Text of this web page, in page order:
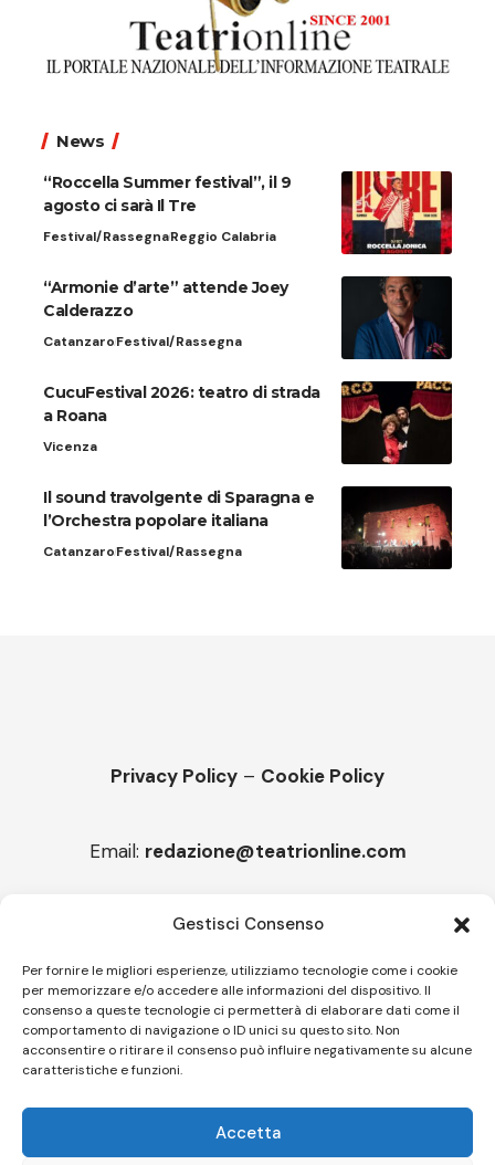
Gestisci Consenso
Per fornire le migliori esperienze, utilizziamo tecnologie come i cookie
per memorizzare e/o accedere alle informazioni del dispositivo. Il
consenso a queste tecnologie ci permetterà di elaborare dati come il
comportamento di navigazione o ID unici su questo sito. Non
acconsentire o ritirare il consenso può influire negativamente su alcune
caratteristiche e funzioni.
Accetta
News
“Roccella Summer festival”, il 9
agosto ci sarà Il Tre
Festival/RassegnaReggio Calabria
“Armonie d’arte” attende Joey
Calderazzo
CatanzaroFestival/Rassegna
CucuFestival 2026: teatro di strada
a Roana
Vicenza
Il sound travolgente di Sparagna e
l’Orchestra popolare italiana
CatanzaroFestival/Rassegna
Privacy Policy – Cookie Policy
Email: redazione@teatrionline.com
“Armonie d’arte” attende Joey Calderazzo